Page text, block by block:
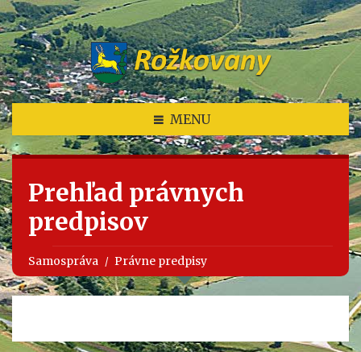
MENU
Prehľad právnych
predpisov
Samospráva Právne predpisy